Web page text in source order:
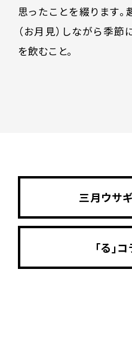
思ったことを綴ります
（お月見）しながら季
を飲むこと。
三月ウサ
「る」